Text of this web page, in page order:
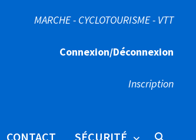
MARCHE - CYCLOTOURISME - VTT
Connexion/Déconnexion
Inscription
CONTACT SÉCURITÉ